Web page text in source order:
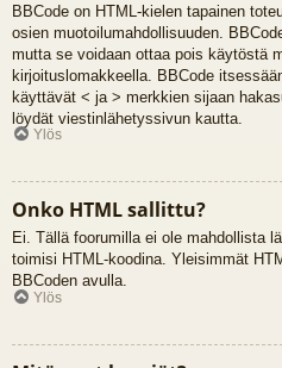
BBCode on HTML-kielen tapainen
osien muotoilumahdollisuuden.
mutta se voidaan ottaa pois käytöstä
kirjoituslomakkeella. BBCode
käyttävät < ja > merkkien sijaan
löydät viestinlähetyssivun kautta.
Ylös
Onko HTML sallittu?
Ei. Tällä foorumilla ei ole mahdollista
toimisi HTML-koodina. Yleisimmät
BBCoden avulla.
Ylös